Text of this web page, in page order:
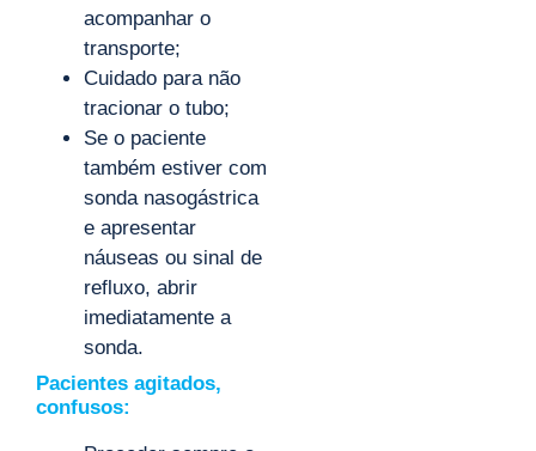
acompanhar o
transporte;
Cuidado para não
tracionar o tubo;
Se o paciente
também estiver com
sonda nasogástrica
e apresentar
náuseas ou sinal de
refluxo, abrir
imediatamente a
sonda.
Pacientes agitados,
confusos: